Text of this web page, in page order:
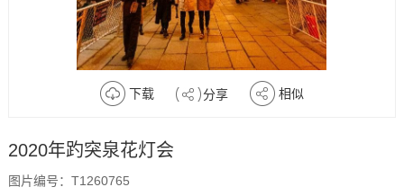
下载 分享 相似
2020年趵突泉花灯会
图片编号：T1260765